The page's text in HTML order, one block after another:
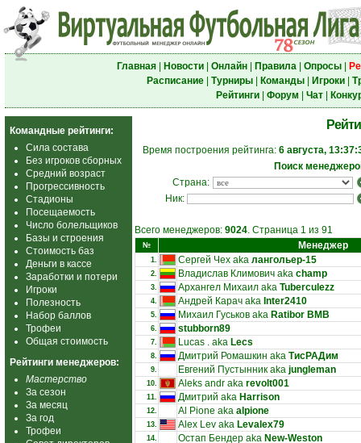
Главная| Новости| Онлайн| Правила| Опросы|
Расписание| Турниры| Команды| Игроки|
Рейтинги| Форум Чат|
Командные рейтинги:
Сила состава
Без игроков сборных
Средний возраст
Прогрессивность
Стадионы
Посещаемость
Число болельщиков
Базы и строения
Стоимость баз
Деньги в кассе
Заработки и потери
Игроки
Полезность
Набор баллов
Трофеи
Общая стоимость
Рейтинги менеджеров:
Мастерство
За сезон
За месяц
За год
Трофеи
Время построения рейтинга: 6 августа,
Поиск
Страна:
Ник:
Всего менеджеров: 9024. Страница 1 из 91
№ Менеджер
1. Сергей Чех aka лангольер-15
2. Владислав Климович aka champ
3. Архангел Михаил aka Tuberculezz
4. Андрей Карач aka Inter2410
5. Михаил Гуськов aka Ratibor BMB
6. stubborn89
7. Lucas . aka Lecs
8. Дмитрий Ромашкин aka ТисРАДим
9. Евгений Пустынник aka jungleman
10. Aleks andr aka revolt001
11. Дмитрий aka Harrison
12. Al Pione aka alpione
13. Alex Lev aka Levalex79
14. Остап Бендер aka New-Weston